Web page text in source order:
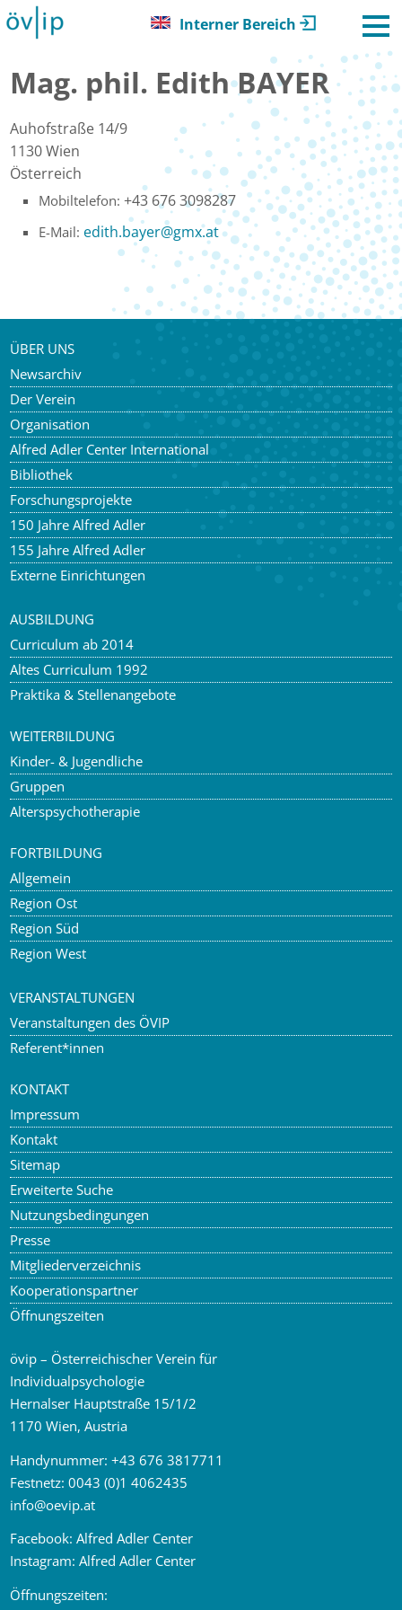
Interner Bereich
Mag. phil. Edith BAYER
Auhofstraße 14/9
1130Wien
Österreich
Mobiltelefon:+43 676 3098287
E-Mail: edith.bayer@gmx.at
ÜBER UNS
Newsarchiv
Der Verein
Organisation
Alfred Adler Center International
Bibliothek
Forschungsprojekte
150 Jahre Alfred Adler
155 Jahre Alfred Adler
Externe Einrichtungen
AUSBILDUNG
Curriculum ab 2014
Altes Curriculum 1992
Praktika & Stellenangebote
WEITERBILDUNG
Kinder- & Jugendliche
Gruppen
Alterspsychotherapie
FORTBILDUNG
Allgemein
Region Ost
Region Süd
Region West
VERANSTALTUNGEN
Veranstaltungen des ÖVIP
Referent*innen
KONTAKT
Impressum
Kontakt
Sitemap
Erweiterte Suche
Nutzungsbedingungen
Presse
Mitgliederverzeichnis
Kooperationspartner
Öffnungszeiten
övip – Österreichischer Verein für
Individualpsychologie
Hernalser Hauptstraße 15/1/2
1170 Wien, Austria
Handynummer:+43 676 3817711
Festnetz:0043 (0)1 4062435
info@oevip.at
Facebook:Alfred Adler Center
Instagram: Alfred Adler Center
Öffnungszeiten: